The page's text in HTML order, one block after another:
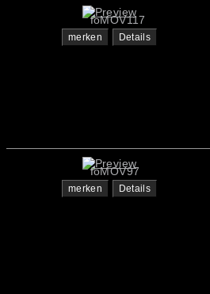
foMOV117
merken Details
foMOV97
merken Details